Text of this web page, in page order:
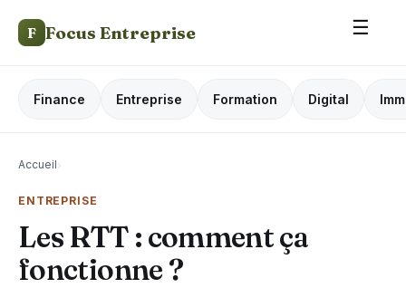
F Focus Entreprise ☰
Finance Entreprise Formation Digital
Accueil›
ENTREPRISE
Les RTT : comment ça
fonctionne ?